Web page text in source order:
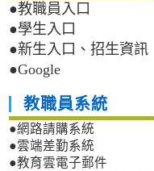
●教職員入口
●學生入口
●新生入口、招生資訊
●Google
教職員系統
●網路請購系統
●雲端差勤系統
●教育雲電子郵件